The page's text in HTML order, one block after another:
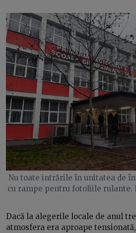
Nu toate intrările în unitatea de
cu rampe pentru fotoliile rulante.
Dacă la alegerile locale de anul
atmosfera era aproape